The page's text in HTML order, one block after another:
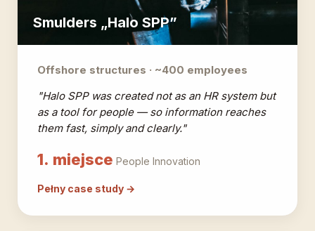
Smulders „Halo SPP”
Offshore structures · ~400 employees
"Halo SPP was created not as an HR system but
as a tool for people — so information reaches
them fast, simply and clearly."
1. miejsce People Innovation
Pełny case study →